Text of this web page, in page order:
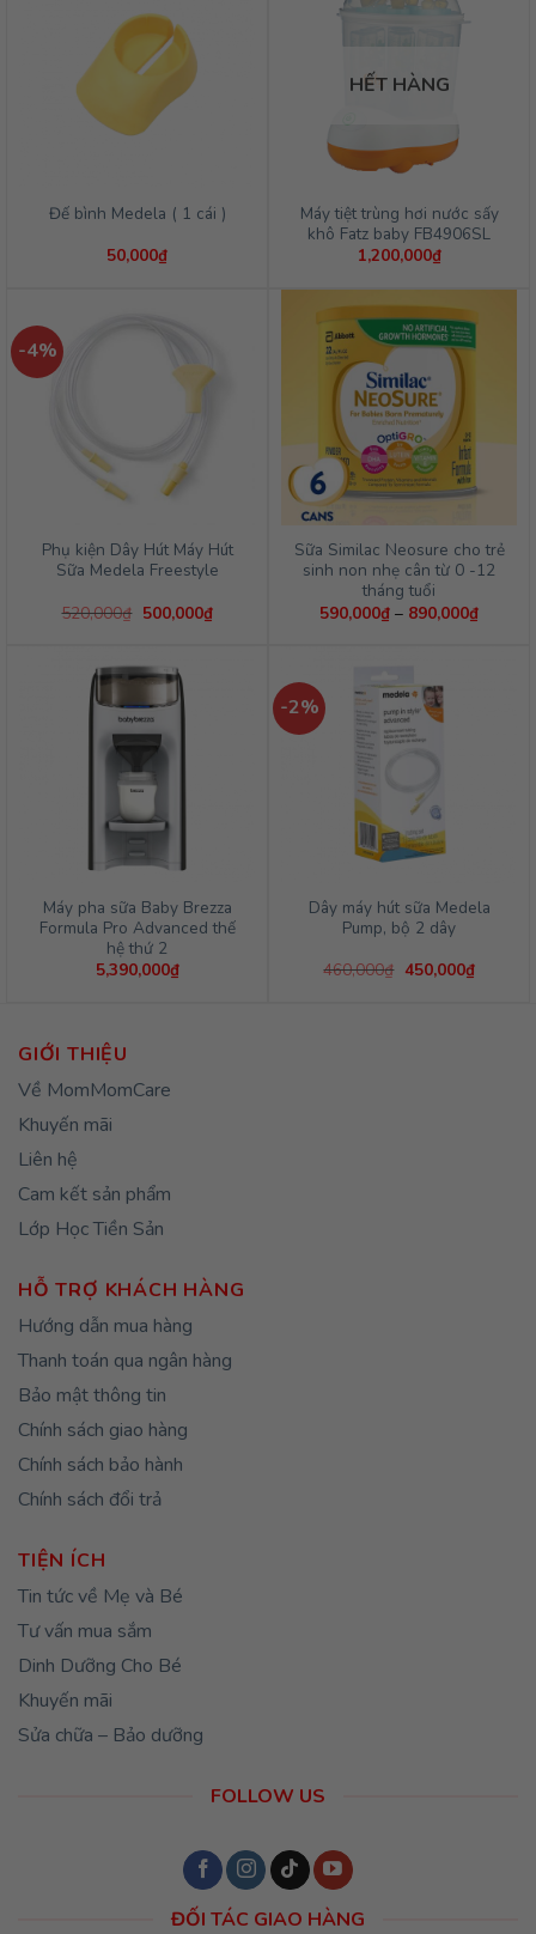
Đế bình Medela ( 1 cái )
50,000₫
HẾT HÀNG
Máy tiệt trùng hơi nước sấy
khô Fatz baby FB4906SL
1,200,000₫
-4%
Phụ kiện Dây Hút Máy Hút
Sữa Medela Freestyle
520,000₫ Giá
500,000₫Giá
hiện
Sữa Similac Neosure cho trẻ
sinh non nhẹ cân từ 0 -12
tháng tuổi
590,000₫ – 890,000₫Khoảng
Máy pha sữa Baby Brezza
Formula Pro Advanced thế
hệ thứ 2
5,390,000₫
-2%
Dây máy hút sữa Medela
Pump, bộ 2 dây
460,000₫ Giá
450,000₫Giá
hiện
GIỚI THIỆU
Về MomMomCare
Khuyến mãi
Liên hệ
Cam kết sản phẩm
Lớp Học Tiền Sản
HỖ TRỢ KHÁCH HÀNG
Hướng dẫn mua hàng
Thanh toán qua ngân hàng
Bảo mật thông tin
Chính sách giao hàng
Chính sách bảo hành
Chính sách đổi trả
TIỆN ÍCH
Tin tức về Mẹ và Bé
Tư vấn mua sắm
Dinh Dưỡng Cho Bé
Khuyến mãi
Sửa chữa – Bảo dưỡng
FOLLOW US
ĐỐI TÁC GIAO HÀNG